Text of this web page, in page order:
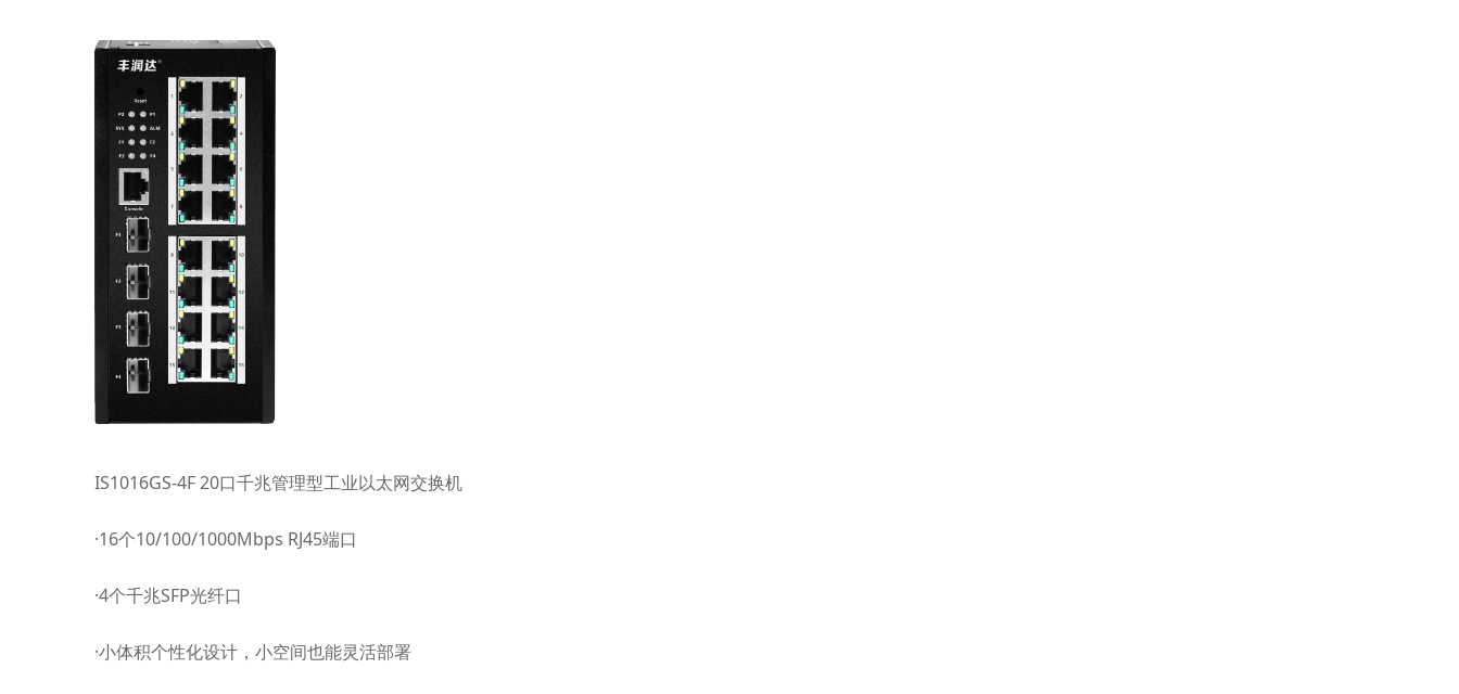
IS1016GS-4F 20口千兆管理型工业以太网交换机
·16个10/100/1000Mbps RJ45端口
·4个千兆SFP光纤口
·小体积个性化设计，小空间也能灵活部署